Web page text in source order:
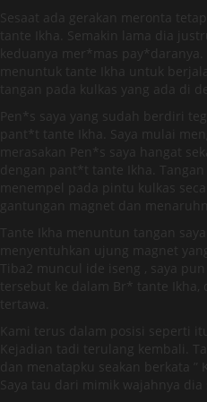
Sesaat ada gerakan meronta
tante Ikha. Semakin lama dia
keduanya mer*mas pay*daranya.
menuntuk tante Ikha untuk
tangan pada kulkas yang ada di
Pen*s saya yang sudah berdiri
pant*t tante Ikha. Saya mulai
merasakan Pen*s saya hangat
dengan pant*t tante Ikha.
menempel pada pintu kulkas
gantungan magnet dan
Tante Ikha menuntun tangan
menyentuhkan ujung magnet
Tiba2 muncul ide iseng , saya
tersebut ke dalam Br* tante Ikha,
tertawa.
Kami terus dalam posisi seperti
Kejadian tadi terulang kembali.
dan menatapku seakan berkata ”
Saya tau dari mimik wajahnya dia